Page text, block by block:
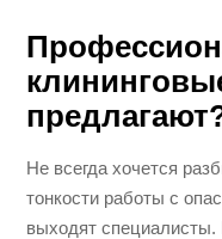
Не всегда хочется
тонкости работы с
выходят